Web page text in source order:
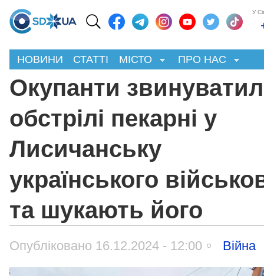
У
НОВИНИ СТАТТІ МІСТО ПРО НАС
Окупанти
обстрілі пекарні у
Лисичанську
українського
та шукають його
Опубліковано 16.12.2024 - 12:00 Війна